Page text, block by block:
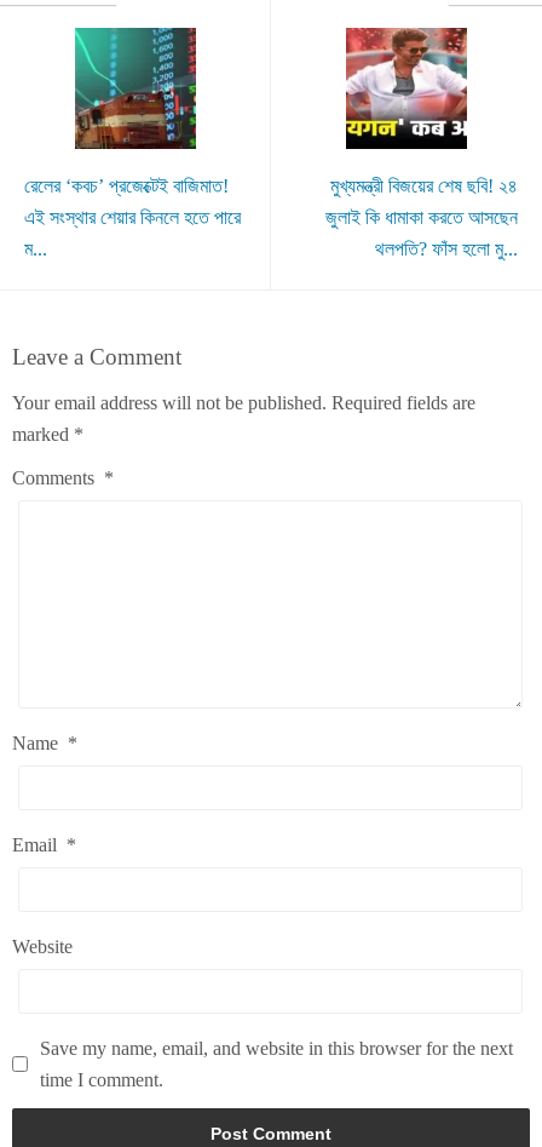
রেলের ‘কবচ’ প্রজেক্টেই বাজিমাত!
এই সংস্থার শেয়ার কিনলে হতে পারে
ম...
মুখ্যমন্ত্রী বিজয়ের শেষ ছবি! ২৪
জুলাই কি ধামাকা করতে আসছেন
থলপতি? ফাঁস হলো মু...
Leave a Comment
Your email address will not be published. Required fields are
marked *
Comments *
Name *
Email *
Website
Save my name, email, and website in this browser for the next
time I comment.